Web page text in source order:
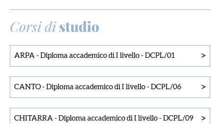
Corsi distudio
ARPA - Diploma accademico di I livello - DCPL/01 >
CANTO - Diploma accademico di I livello - DCPL/06 >
CHITARRA - Diploma accademico di I livello - DCPL/09 >